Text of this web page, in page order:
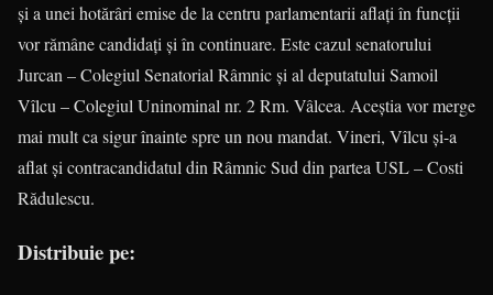
și a unei hotărâri emise de la centru parla­mentarii aflați în funcții
vor rămâne candidați și în continuare. Este cazul senatorului
Jurcan – Colegiul Senatorial Râmnic și al deputatului Samoil
Vîlcu – Colegiul Unino­minal nr. 2 Rm. Vâlcea. Aceș­tia vor merge
mai mult ca sigur înainte spre un nou mandat. Vineri, Vîlcu și-a
aflat și contracandidatul din Râmnic Sud din partea USL – Costi
Rădulescu.
Distribuie pe: